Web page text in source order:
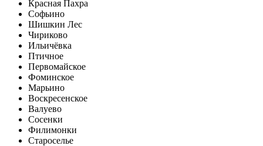
Красная Пахра
Софьино
Шишкин Лес
Чириково
Ильичёвка
Птичное
Первомайское
Фоминское
Марьино
Воскресенское
Валуево
Сосенки
Филимонки
Староселье